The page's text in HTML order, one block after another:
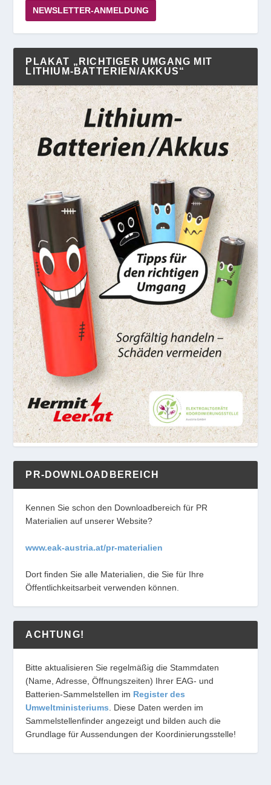
NEWSLETTER-ANMELDUNG
PLAKAT „RICHTIGER UMGANG MIT
LITHIUM-BATTERIEN/AKKUS“
PR-DOWNLOADBEREICH
Kennen Sie schon den Downloadbereich für PR
Materialien auf unserer Website?
www.eak-austria.at/pr-materialien
Dort finden Sie alle Materialien, die Sie für Ihre
Öffentlichkeitsarbeit verwenden können.
ACHTUNG!
Bitte aktualisieren Sie regelmäßig die Stammdaten
(Name, Adresse, Öffnungszeiten) Ihrer EAG- und
Batterien-Sammelstellen im Register des
Umweltministeriums. Diese Daten werden im
Sammelstellenfinder angezeigt und bilden auch die
Grundlage für Aussendungen der Koordinierungsstelle!